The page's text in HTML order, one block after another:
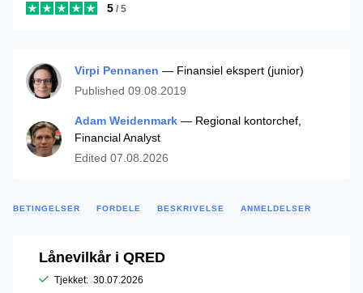
5 / 5
Virpi Pennanen — Finansiel ekspert (junior)
Published 09.08.2019
Adam Weidenmark — Regional kontorchef,
Financial Analyst
Edited 07.08.2026
BETINGELSER FORDELE BESKRIVELSE ANMELDELSER
Lånevilkår i QRED
Tjekket: 30.07.2026